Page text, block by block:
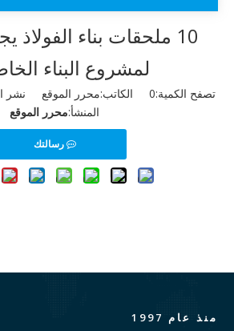
10 ملحقات بناء
لمشروع البناء
تصفح الكمية:0
المنشأ:محرر الموقع
رسالتك
منذ عام 1997